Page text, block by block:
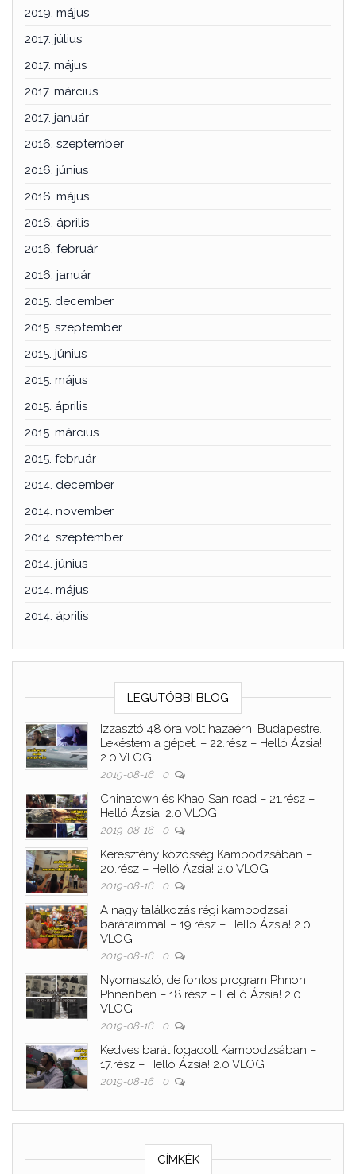
2019. május
2017. július
2017. május
2017. március
2017. január
2016. szeptember
2016. június
2016. május
2016. április
2016. február
2016. január
2015. december
2015. szeptember
2015. június
2015. május
2015. április
2015. március
2015. február
2014. december
2014. november
2014. szeptember
2014. június
2014. május
2014. április
LEGUTÓBBI BLOG
Izzasztó 48 óra volt hazaérni Budapestre.
Lekéstem a gépet. – 22.rész – Helló Ázsia!
2.0 VLOG
2019-08-16 0
Chinatown és Khao San road – 21.rész –
Helló Ázsia! 2.0 VLOG
2019-08-16 0
Keresztény közösség Kambodzsában –
20.rész – Helló Ázsia! 2.0 VLOG
2019-08-16 0
A nagy találkozás régi kambodzsai
barátaimmal – 19.rész – Helló Ázsia! 2.0
VLOG
2019-08-16 0
Nyomasztó, de fontos program Phnon
Phnenben – 18.rész – Helló Ázsia! 2.0
VLOG
2019-08-16 0
Kedves barát fogadott Kambodzsában –
17.rész – Helló Ázsia! 2.0 VLOG
2019-08-16 0
CÍMKÉK